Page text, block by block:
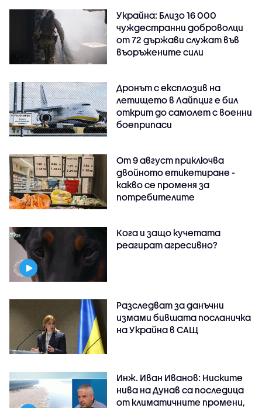
Украйна: Близо 16 000
чуждестранни доброволци
от 72 държави служат във
въоръжените сили
Дронът с експлозив на
летището в Лайпциг е бил
открит до самолет с военни
боеприпаси
От 9 август приключва
двойното етикетиране -
какво се променя за
потребителите
Кога и защо кучетата
реагират агресивно?
Разследват за данъчни
измами бившата посланичка
на Украйна в САЩ
Инж. Иван Иванов: Ниските
нива на Дунав са последица
от климатичните промени,